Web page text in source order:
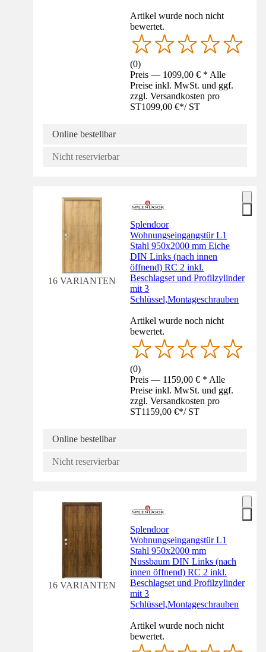
Artikel wurde noch nicht
bewertet.
(0)
Preis — 1099,00 € * Alle
Preise inkl. MwSt. und ggf.
zzgl. Versandkosten pro
ST1099,00 €*/ ST
Online bestellbar
Nicht reservierbar
16 VARIANTEN
Splendoor
Wohnungseingangstür L1
Stahl 950x2000 mm Eiche
DIN Links (nach innen
öffnend) RC 2 inkl.
Beschlagset und Profilzylinder
mit 3
Schlüssel,Montageschrauben
Artikel wurde noch nicht
bewertet.
(0)
Preis — 1159,00 € * Alle
Preise inkl. MwSt. und ggf.
zzgl. Versandkosten pro
ST1159,00 €*/ ST
Online bestellbar
Nicht reservierbar
16 VARIANTEN
Splendoor
Wohnungseingangstür L1
Stahl 950x2000 mm
Nussbaum DIN Links (nach
innen öffnend) RC 2 inkl.
Beschlagset und Profilzylinder
mit 3
Schlüssel,Montageschrauben
Artikel wurde noch nicht
bewertet.